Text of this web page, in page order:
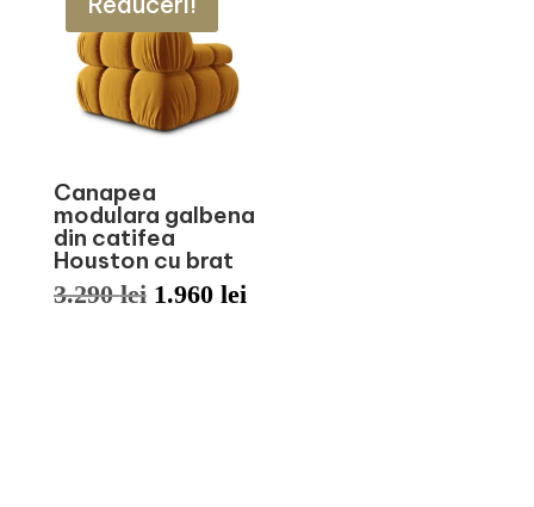
fost:
3.290 lei.
Canapea
modulara galbena
din catifea
Houston cu brat
3.290lei Prețul
1.960 leiPrețul